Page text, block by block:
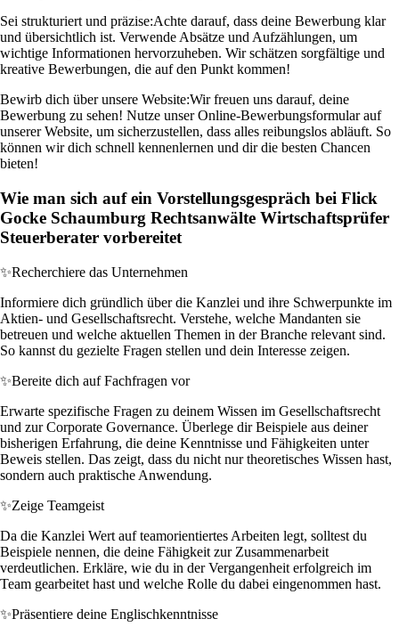
Sei strukturiert und präzise:Achte darauf, dass deine Bewerbung klar
und übersichtlich ist. Verwende Absätze und Aufzählungen, um
wichtige Informationen hervorzuheben. Wir schätzen sorgfältige und
kreative Bewerbungen, die auf den Punkt kommen!
Bewirb dich über unsere Website:Wir freuen uns darauf, deine
Bewerbung zu sehen! Nutze unser Online-Bewerbungsformular auf
unserer Website, um sicherzustellen, dass alles reibungslos abläuft. So
können wir dich schnell kennenlernen und dir die besten Chancen
bieten!
Wie man sich auf ein Vorstellungsgespräch bei Flick
Gocke Schaumburg Rechtsanwälte Wirtschaftsprüfer
Steuerberater vorbereitet
✨Recherchiere das Unternehmen
Informiere dich gründlich über die Kanzlei und ihre Schwerpunkte im
Aktien- und Gesellschaftsrecht. Verstehe, welche Mandanten sie
betreuen und welche aktuellen Themen in der Branche relevant sind.
So kannst du gezielte Fragen stellen und dein Interesse zeigen.
✨Bereite dich auf Fachfragen vor
Erwarte spezifische Fragen zu deinem Wissen im Gesellschaftsrecht
und zur Corporate Governance. Überlege dir Beispiele aus deiner
bisherigen Erfahrung, die deine Kenntnisse und Fähigkeiten unter
Beweis stellen. Das zeigt, dass du nicht nur theoretisches Wissen hast,
sondern auch praktische Anwendung.
✨Zeige Teamgeist
Da die Kanzlei Wert auf teamorientiertes Arbeiten legt, solltest du
Beispiele nennen, die deine Fähigkeit zur Zusammenarbeit
verdeutlichen. Erkläre, wie du in der Vergangenheit erfolgreich im
Team gearbeitet hast und welche Rolle du dabei eingenommen hast.
✨Präsentiere deine Englischkenntnisse